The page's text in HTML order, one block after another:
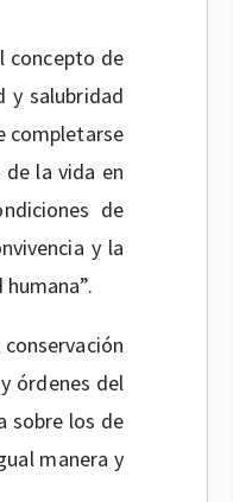
concepto de
y salubridad
completarse
la vida en
de
y la
órdenes del
sobre los de
manera y